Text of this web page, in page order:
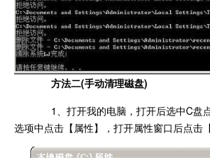
方法二(手动清理磁盘)
1、打开我的电脑，打开后选中C盘
选项中点击【属性】，打开属性窗口后点击